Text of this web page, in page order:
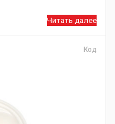
Читать далее
Код